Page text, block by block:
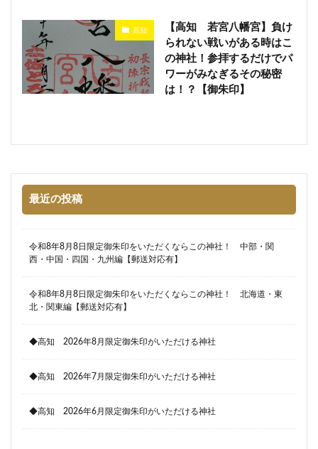
高知
【高知 若宮八幡宮】負け
られない戦いがある時はこ
の神社！参拝するだけでパ
ワーがみなぎるその秘密
は！？【御朱印】
最近の投稿
令和8年8月8日限定御朱印をいただくならこの神社！ 中部・関
西・中国・四国・九州編【郵送対応有】
令和8年8月8日限定御朱印をいただくならこの神社！ 北海道・東
北・関東編【郵送対応有】
◆高知 2026年8月限定御朱印がいただける神社
◆高知 2026年7月限定御朱印がいただける神社
◆高知 2026年6月限定御朱印がいただける神社